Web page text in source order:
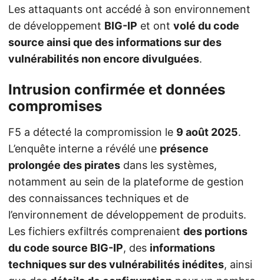
Les attaquants ont accédé à son environnement
de développement BIG-IP et ont volé du code
source ainsi que des informations sur des
vulnérabilités non encore divulguées.
Intrusion confirmée et données
compromises
F5 a détecté la compromission le 9 août 2025.
L’enquête interne a révélé une présence
prolongée des pirates dans les systèmes,
notamment au sein de la plateforme de gestion
des connaissances techniques et de
l’environnement de développement de produits.
Les fichiers exfiltrés comprenaient des portions
du code source BIG-IP, des informations
techniques sur des vulnérabilités inédites, ainsi